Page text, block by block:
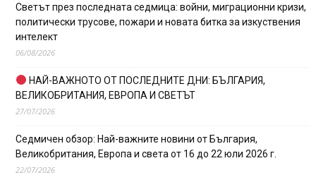
Светът през последната седмица: войни, миграционни кризи,
политически трусове, пожари и новата битка за изкуствения
интелект
06/08/2026
НАЙ-ВАЖНОТО ОТ ПОСЛЕДНИТЕ ДНИ: БЪЛГАРИЯ,
ВЕЛИКОБРИТАНИЯ, ЕВРОПА И СВЕТЪТ
27/07/2026
Седмичен обзор: Най-важните новини от България,
Великобритания, Европа и света от 16 до 22 юли 2026 г.
22/07/2026